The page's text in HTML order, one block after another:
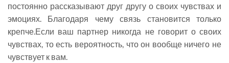
постоянно рассказывают друг другу о своих чувствах и
эмоциях. Благодаря чему связь становится только
крепче.Если ваш партнер никогда не говорит о своих
чувствах, то есть вероятность, что он вообще ничего не
чувствует к вам.